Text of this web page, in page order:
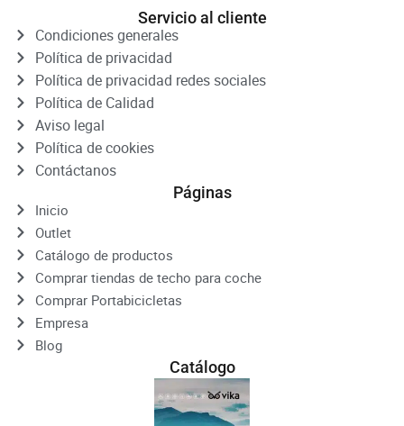
Servicio al cliente
Condiciones generales
Política de privacidad
Política de privacidad redes sociales
Política de Calidad
Aviso legal
Política de cookies
Contáctanos
Páginas
Inicio
Outlet
Catálogo de productos
Comprar tiendas de techo para coche
Comprar Portabicicletas
Empresa
Blog
Catálogo